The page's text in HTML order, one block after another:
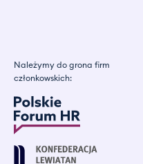
Należymy do grona firm
członkowskich: